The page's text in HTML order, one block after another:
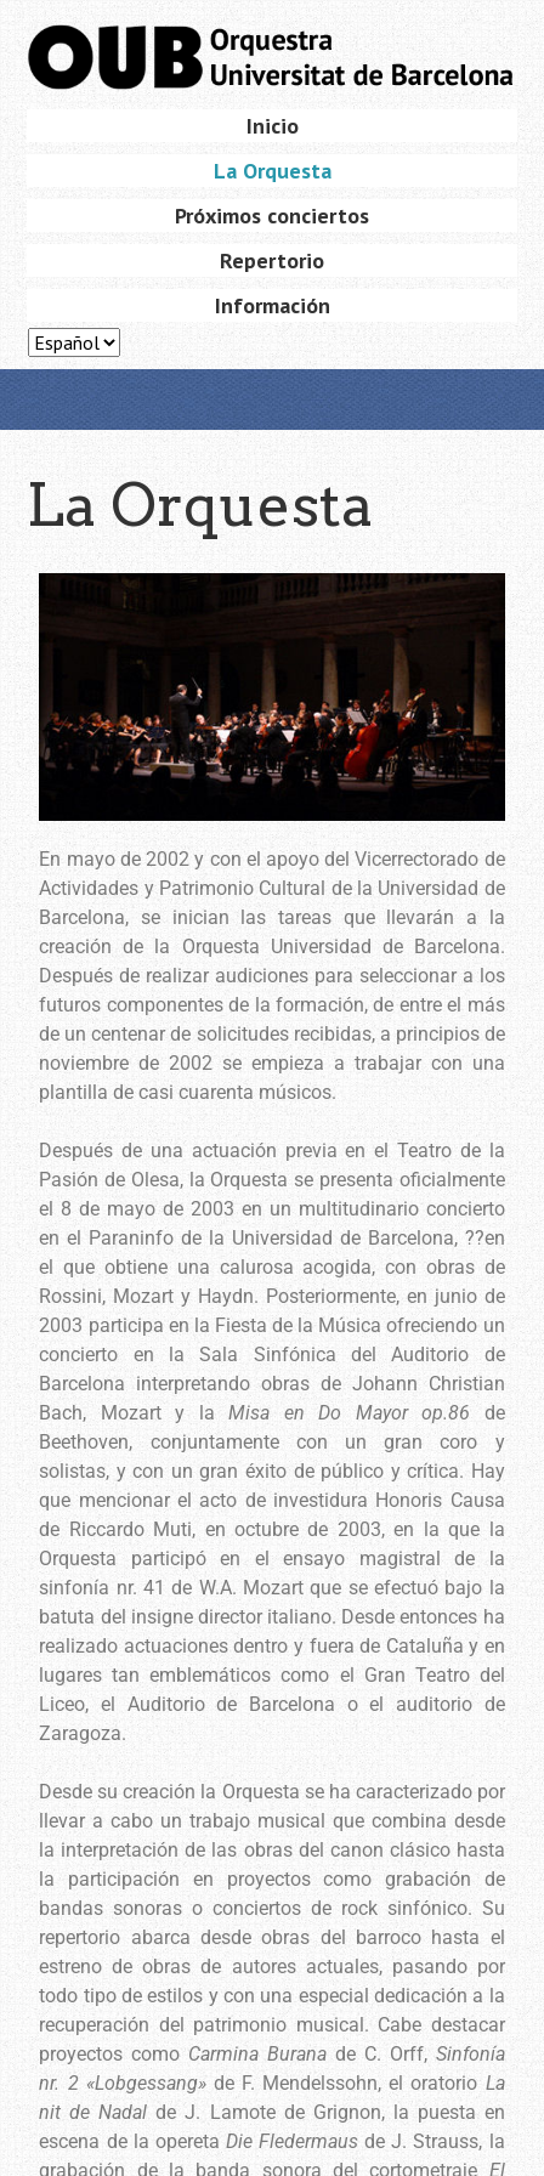
contenido
principal
Inicio
La Orquesta
Próximos conciertos
Repertorio
Información
La Orquesta
En mayo de 2002 y con el apoyo del Vicerrectorado de
Actividades y Patrimonio Cultural de la Universidad de
Barcelona, se inician las tareas que llevarán a la
creación de la Orquesta Universidad de Barcelona.
Después de realizar audiciones para seleccionar a los
futuros componentes de la formación, de entre el más
de un centenar de solicitudes recibidas, a principios de
noviembre de 2002 se empieza a trabajar con una
plantilla de casi cuarenta músicos.
Después de una actuación previa en el Teatro de la
Pasión de Olesa, la Orquesta se presenta oficialmente
el 8 de mayo de 2003 en un multitudinario concierto
en el Paraninfo de la Universidad de Barcelona, ??en
el que obtiene una calurosa acogida, con obras de
Rossini, Mozart y Haydn. Posteriormente, en junio de
2003 participa en la Fiesta de la Música ofreciendo un
concierto en la Sala Sinfónica del Auditorio de
Barcelona interpretando obras de Johann Christian
Bach, Mozart y laMisa en Do Mayor op.86 de
Beethoven, conjuntamente con un gran coro y
solistas, y con un gran éxito de público y crítica. Hay
que mencionar el acto de investidura Honoris Causa
de Riccardo Muti, en octubre de 2003, en la que la
Orquesta participó en el ensayo magistral de la
sinfonía nr. 41 de W.A. Mozart que se efectuó bajo la
batuta del insigne director italiano. Desde entonces ha
realizado actuaciones dentro y fuera de Cataluña y en
lugares tan emblemáticos como el Gran Teatro del
Liceo, el Auditorio de Barcelona o el auditorio de
Zaragoza.
Desde su creación la Orquesta se ha caracterizado por
llevar a cabo un trabajo musical que combina desde
la interpretación de las obras del canon clásico hasta
la participación en proyectos como grabación de
bandas sonoras o conciertos de rock sinfónico. Su
repertorio abarca desde obras del barroco hasta el
estreno de obras de autores actuales, pasando por
todo tipo de estilos y con una especial dedicación a la
recuperación del patrimonio musical. Cabe destacar
proyectos como Carmina Burana de C. Orff, Sinfonía
nr. 2 «Lobgessang»de F. Mendelssohn, el oratorio La
nit de Nadal de J. Lamote de Grignon, la puesta en
escena de la opereta Die Fledermaus de J. Strauss, la
grabación de la banda sonora del cortometraje El